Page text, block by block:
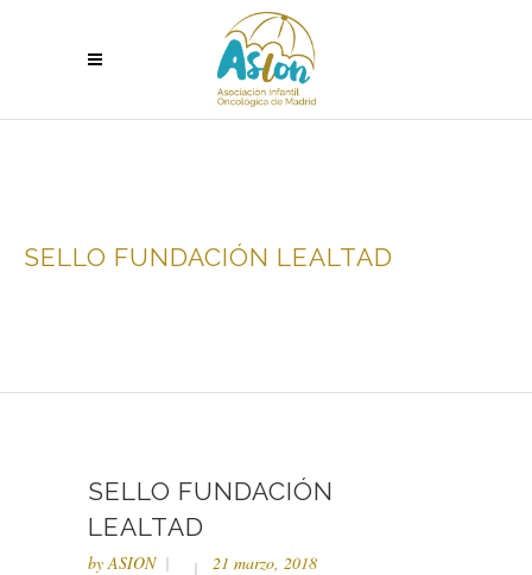
SELLO FUNDACIÓN LEALTAD
SELLO FUNDACIÓN
LEALTAD
byASION 21 marzo, 2018